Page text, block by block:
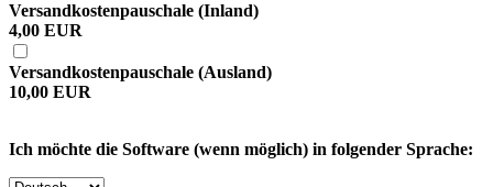
Versandkostenpauschale (Inland)
4,00 EUR
Versandkostenpauschale (Ausland)
10,00 EUR
Ich möchte die Software (wenn möglich) in folgender Sprache: